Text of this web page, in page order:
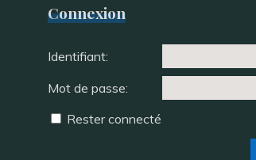
Connexion
Identifiant:
Mot de passe:
Rester connecté